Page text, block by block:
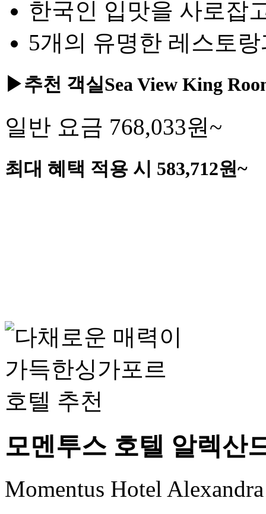
한국인 입맛을 사로잡
5개의 유명한 레스토
▶추천 객실Sea View King
일반 요금 768,033원~
최대 혜택 적용 시 583,712원~
모멘투스 호텔 알렉산
Momentus Hotel